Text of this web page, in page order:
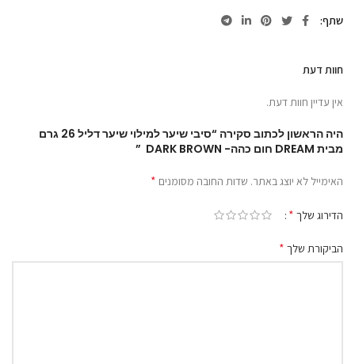
שתף
חוות דעת
אין עדיין חוות דעת.
היה הראשון לכתוב סקירה “סיבי שיער למילוי שיער דליל 26 גרם
מבית DREAM חום כהה- DARK BROWN ”
האימייל לא יוצג באתר. שדות החובה מסומנים *
הדירוג שלך *
הביקורת שלך *